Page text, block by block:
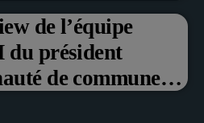
de l’équipe
du président
de communes